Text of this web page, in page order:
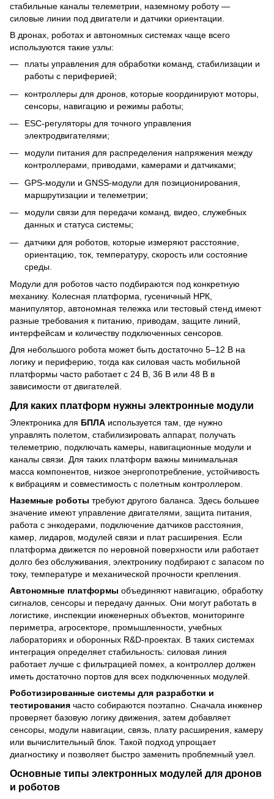
стабильные каналы телеметрии, наземному роботу —
силовые линии под двигатели и датчики ориентации.
В дронах, роботах и автономных системах чаще всего
используются такие узлы:
платы управления для обработки команд, стабилизации и
работы с периферией;
контроллеры для дронов, которые координируют моторы,
сенсоры, навигацию и режимы работы;
ESC-регуляторы для точного управления
электродвигателями;
модули питания для распределения напряжения между
контроллерами, приводами, камерами и датчиками;
GPS-модули и GNSS-модули для позиционирования,
маршрутизации и телеметрии;
модули связи для передачи команд, видео, служебных
данных и статуса системы;
датчики для роботов, которые измеряют расстояние,
ориентацию, ток, температуру, скорость или состояние
среды.
Модули для роботов часто подбираются под конкретную
механику. Колесная платформа, гусеничный НРК,
манипулятор, автономная тележка или тестовый стенд имеют
разные требования к питанию, приводам, защите линий,
интерфейсам и количеству подключенных сенсоров.
Для небольшого робота может быть достаточно 5–12 В на
логику и периферию, тогда как силовая часть мобильной
платформы часто работает с 24 В, 36 В или 48 В в
зависимости от двигателей.
Для каких платформ нужны электронные модули
Электроника для БПЛА используется там, где нужно
управлять полетом, стабилизировать аппарат, получать
телеметрию, подключать камеры, навигационные модули и
каналы связи. Для таких платформ важны минимальная
масса компонентов, низкое энергопотребление, устойчивость
к вибрациям и совместимость с полетным контроллером.
Наземные роботы требуют другого баланса. Здесь большее
значение имеют управление двигателями, защита питания,
работа с энкодерами, подключение датчиков расстояния,
камер, лидаров, модулей связи и плат расширения. Если
платформа движется по неровной поверхности или работает
долго без обслуживания, электронику подбирают с запасом по
току, температуре и механической прочности крепления.
Автономные платформы объединяют навигацию, обработку
сигналов, сенсоры и передачу данных. Они могут работать в
логистике, инспекции инженерных объектов, мониторинге
периметра, агросекторе, промышленности, учебных
лабораториях и оборонных R&D-проектах. В таких системах
интеграция определяет стабильность: силовая линия
работает лучше с фильтрацией помех, а контроллер должен
иметь достаточно портов для всех подключенных модулей.
Роботизированные системы для разработки и
тестирования часто собираются поэтапно. Сначала инженер
проверяет базовую логику движения, затем добавляет
сенсоры, модули навигации, связь, плату расширения, камеру
или вычислительный блок. Такой подход упрощает
диагностику и позволяет быстро заменить проблемный узел.
Основные типы электронных модулей для дронов
и роботов